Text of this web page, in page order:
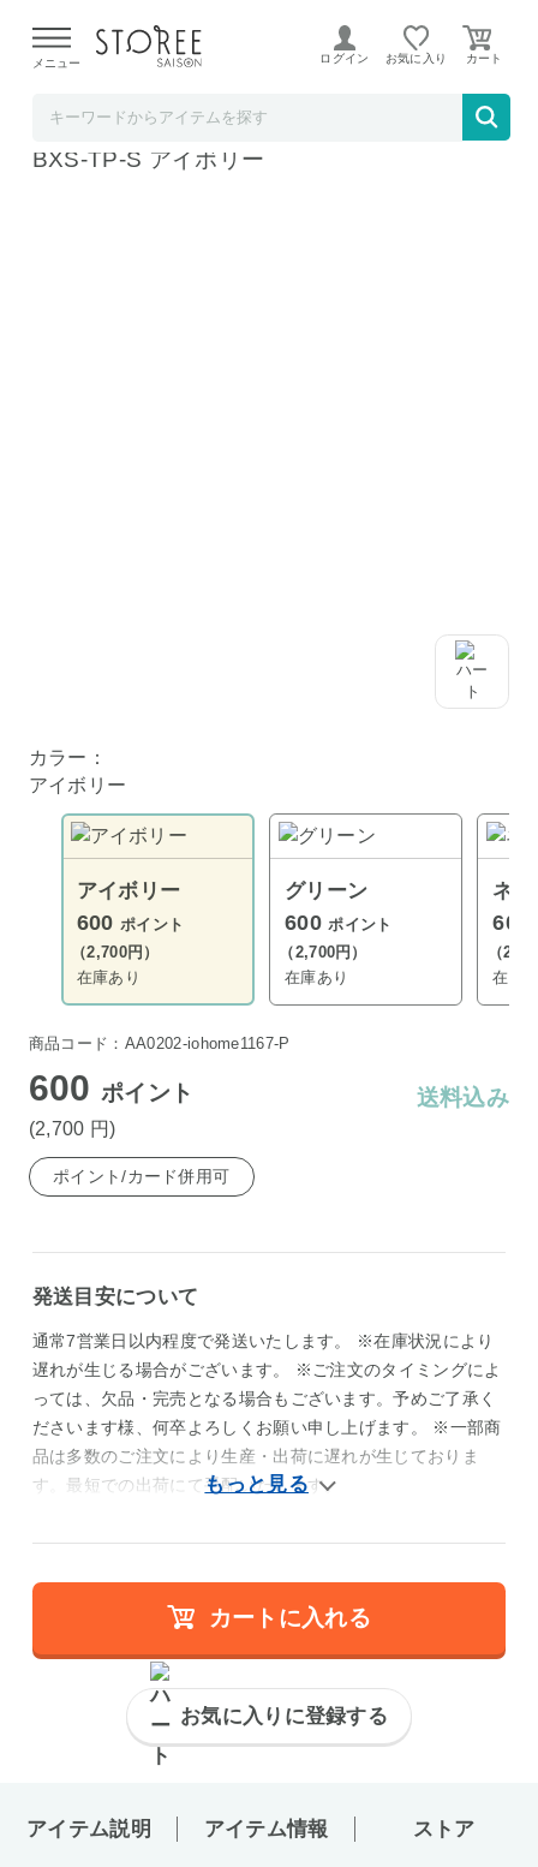
よる配送遅延が発生しております。
メニュー ログイン お気に入り
アイリスオーヤマ ボックスシーツ シングル
BXS-TP-S アイボリー
カラー：
アイボリー
アイボリー
600ポイント
（2,700円）
在庫あり
グリーン
600ポイント
（2,700円）
在庫あり
ネ
600
（
在庫
商品コード：AA0202-iohome1167-P
600ポイント
(2,700 円)
送料込み
ポイント/カード併用可
発送目安について
通常7営業日以内程度で発送いたします。 ※在庫状況により
遅れが生じる場合がございます。 ※ご注文のタイミングによ
っては、欠品・完売となる場合もございます。予めご了承く
ださいます様、何卒よろしくお願い申し上げます。 ※一部商
品は多数のご注文により生産・出荷に遅れが生じておりま
す。最短での出荷にて手配いたします。
カートに入れる
お気に入りに登録する
アイテム説明 アイテム情報 ストア